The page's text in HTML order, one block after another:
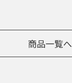
商品一覧へ